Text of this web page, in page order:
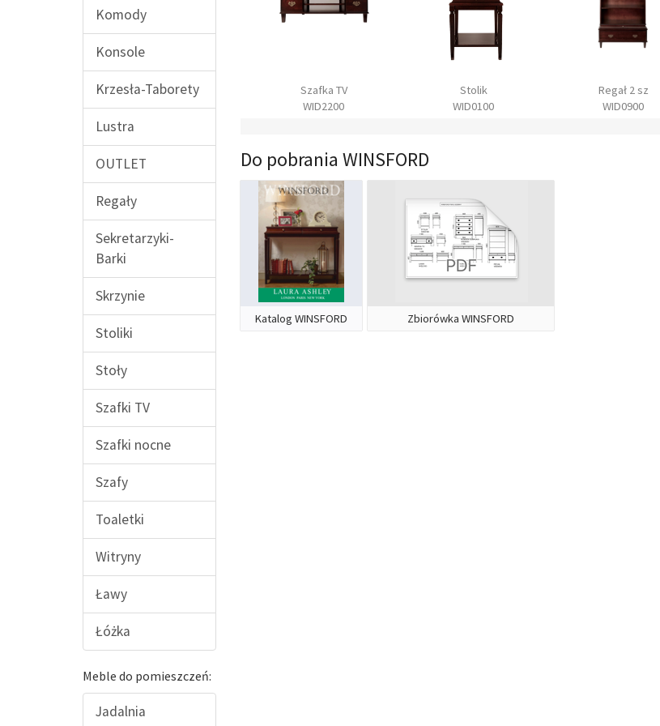
Komody
Konsole
Krzesła-Taborety
Lustra
OUTLET
Regały
Sekretarzyki-
Barki
Skrzynie
Stoliki
Stoły
Szafki TV
Szafki nocne
Szafy
Toaletki
Witryny
Ławy
Łóżka
Meble do pomieszczeń:
Jadalnia
Konsola
WID0800
Szafka TV
WID2200
Stolik
WID0100
Regał 2 sz
WID0900
Do pobrania WINSFORD
Katalog WINSFORD Zbiorówka WINSFORD